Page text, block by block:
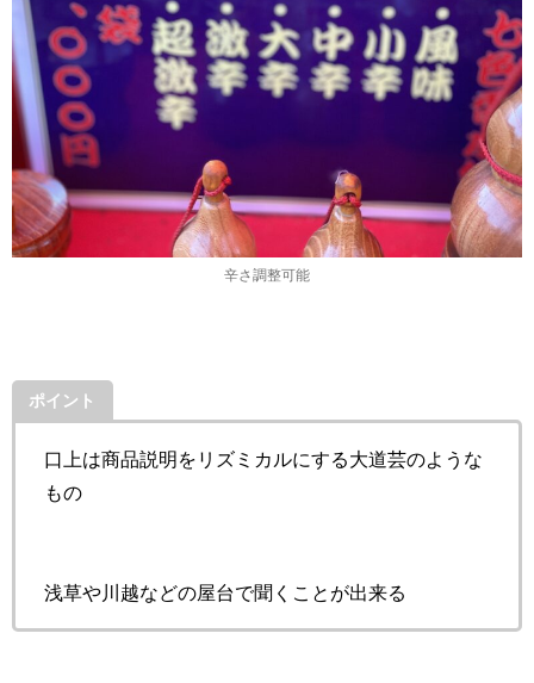
辛さ調整可能
ポイント
口上は商品説明をリズミカルにする大道芸のような
もの
浅草や川越などの屋台で聞くことが出来る